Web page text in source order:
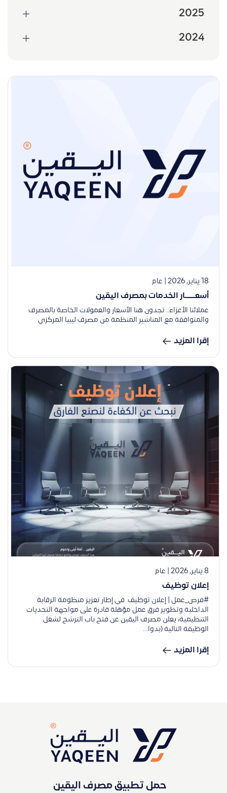
2025
2024
18 يناير, 2026 | عام
أسعــــار الخدمات بمصرف اليقين
عملائنا الأعزاء.. تجدون هنا الأسعار والعمولات الخاصة بالمصرف
والمتوافقة مع المناشير المنظمة من مصرف ليبيا المركزي
إقرا المزيد
8 يناير, 2026 | عام
إعلان توظيف
#فرص_عمل | إعلان توظيف في إطار تعزيز منظومة الرقابة
الداخلية وتطوير فرق عمل مؤهلة قادرة على مواجهة التحديات
التنظيمية، يعلن مصرف اليقين عن فتح باب الترشح لشغل
الوظيفة التالية (بدوا…
إقرا المزيد
حمل تطبيق مصرف اليقين